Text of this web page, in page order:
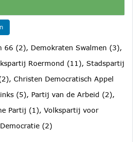
66 (2), Demokraten Swalmen (3),
Roermond (11), Stadspartij
Christen Democratisch Appel
(5), Partij van de Arbeid (2),
Partij (1), Volkspartij voor
(2)